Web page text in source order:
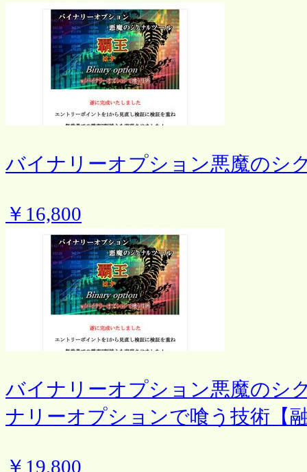
バイナリーオプション悪魔のシ
￥16,800
バイナリーオプション悪魔のシ
ナリーオプションで喰う技術【
￥19,800